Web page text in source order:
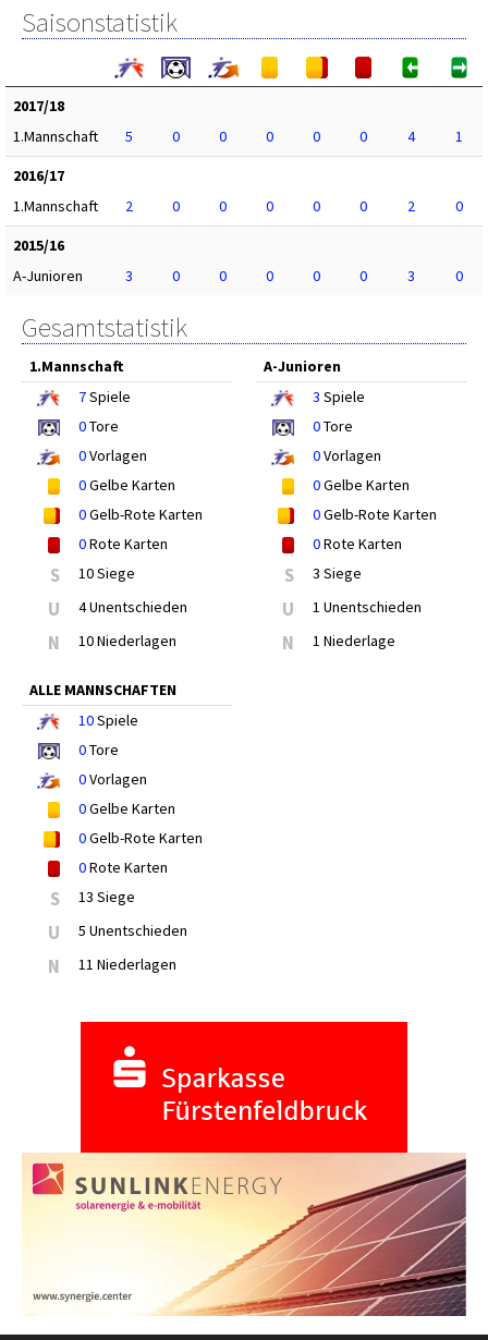
Saisonstatistik
2017/18
1.Mannschaft
5 0 0 0 0 0 4
1
2016/17
1.Mannschaft
2 0 0 0 0 0 2
0
2015/16
A-Junioren
3 0 0 0 0 0 3 0
Gesamtstatistik
1.Mannschaft
7Spiele
0Tore
0Vorlagen
0Gelbe Karten
0Gelb-Rote Karten
0Rote Karten
S 10 Siege
U 4 Unentschieden
N 10 Niederlagen
A-Junioren
3 Spiele
0Tore
0Vorlagen
0Gelbe Karten
0Gelb-Rote Karten
0Rote Karten
S 3 Siege
U 1 Unentschieden
N 1 Niederlage
ALLE MANNSCHAFTEN
10Spiele
0Tore
0Vorlagen
0Gelbe Karten
0Gelb-Rote Karten
0Rote Karten
S 13 Siege
U 5 Unentschieden
N 11 Niederlagen